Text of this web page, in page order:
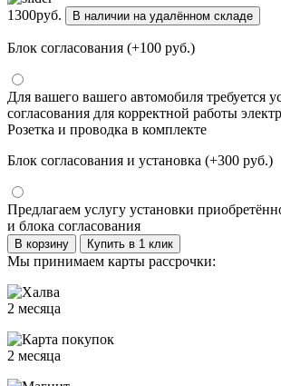
1300руб. В наличии на удалённом складе
Блок согласования (+100 руб.)
Для вашего вашего автомобиля требуется
согласования для корректной работы
Розетка и проводка в комплекте
Блок согласования и установка (+300 руб.)
Предлагаем услугу установки
и блока согласования
В корзину Купить в 1 клик
Мы принимаем карты рассрочки:
2 месяца
2 месяца